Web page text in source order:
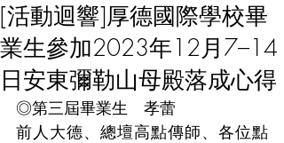
[活動迴響]厚德國際學校畢
業生參加2023年12月7–14
日安東彌勒山母殿落成心得
◎第三屆畢業生　孝蕾
前人大德、總壇高點傳師、各位點